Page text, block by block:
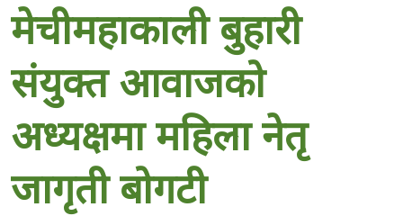
मेचीमहाकाली बुहारी
संयुक्त आवाजको
अध्यक्षमा महिला नेतृ
जागृती बोगटी